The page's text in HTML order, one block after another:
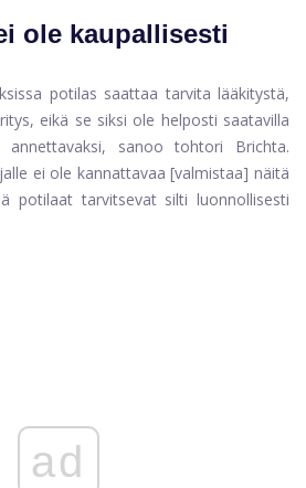
ole kaupallisesti
potilas saattaa tarvita lääkitystä,
eikä se siksi ole helposti saatavilla
annettavaksi, sanoo tohtori Brichta.
ei ole kannattavaa [valmistaa] näitä
potilaat tarvitsevat silti luonnollisesti
ad